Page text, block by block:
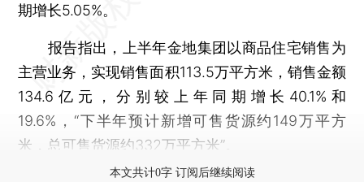
期增长5.05%。
报告指出，上半年金地集团以商品住宅销售为
主营业务，实现销售面积113.5万平方米，销售金额
134.6亿元，分别较上年同期增长40.1%和
19.6%，“下半年预计新增可售货源约149万平方
米，总可售货源约332万平方米”。
本文共计0字 订阅后继续阅读